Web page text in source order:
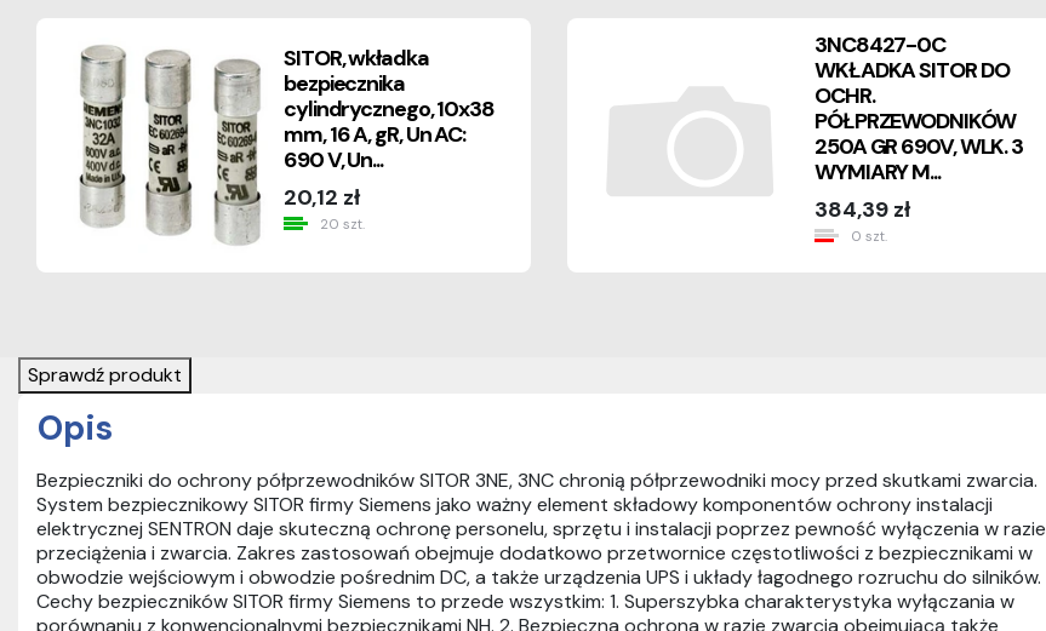
SITOR, wkładka
bezpiecznika
cylindrycznego, 10x38
mm, 16 A, gR, Un AC:
690 V, Un...
20 szt.
20,12 zł
3NC8427-0C
WKŁADKA SITOR DO
OCHR.
PÓŁPRZEWODNIKÓW
250A GR 690V, WLK. 3
WYMIARY M...
0 szt.
384,39 zł
Sprawdź produkt
Opis
Bezpieczniki do ochrony półprzewodników SITOR 3NE, 3NC chronią półprzewodniki mocy przed skutkami zwarcia.
System bezpiecznikowy SITOR firmy Siemens jako ważny element składowy komponentów ochrony instalacji
elektrycznej SENTRON daje skuteczną ochronę personelu, sprzętu i instalacji poprzez pewność wyłączenia w razie
przeciążenia i zwarcia. Zakres zastosowań obejmuje dodatkowo przetwornice częstotliwości z bezpiecznikami w
obwodzie wejściowym i obwodzie pośrednim DC, a także urządzenia UPS i układy łagodnego rozruchu do silników.
Cechy bezpieczników SITOR firmy Siemens to przede wszystkim: 1. Superszybka charakterystyka wyłączania w
porównaniu z konwencjonalnymi bezpiecznikami NH. 2. Bezpieczna ochrona w razie zwarcia obejmującą także